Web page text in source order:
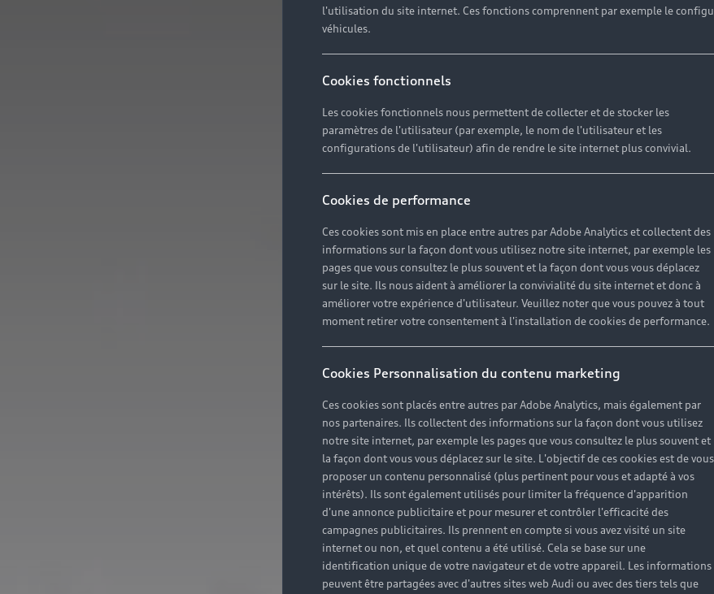
l'utilisation du site internet. Ces fonctions comprennent par exemple le
véhicules.
Cookies fonctionnels
Les cookies fonctionnels nous permettent de collecter et de stocker les
paramètres de l'utilisateur (par exemple, le nom de l'utilisateur et les
configurations de l'utilisateur) afin de rendre le site internet plus convivial.
Cookies de performance
Ces cookies sont mis en place entre autres par Adobe Analytics et collectent des
informations sur la façon dont vous utilisez notre site internet, par exemple les
pages que vous consultez le plus souvent et la façon dont vous vous déplacez
sur le site. Ils nous aident à améliorer la convivialité du site internet et donc à
améliorer votre expérience d'utilisateur. Veuillez noter que vous pouvez à tout
moment retirer votre consentement à l'installation de cookies de performance.
Cookies Personnalisation du contenu marketing
Ces cookies sont placés entre autres par Adobe Analytics, mais également par
nos partenaires. Ils collectent des informations sur la façon dont vous utilisez
notre site internet, par exemple les pages que vous consultez le plus souvent et
la façon dont vous vous déplacez sur le site. L'objectif de ces cookies est de vous
proposer un contenu personnalisé (plus pertinent pour vous et adapté à vos
intérêts). Ils sont également utilisés pour limiter la fréquence d'apparition
d'une annonce publicitaire et pour mesurer et contrôler l'efficacité des
campagnes publicitaires. Ils prennent en compte si vous avez visité un site
internet ou non, et quel contenu a été utilisé. Cela se base sur une
identification unique de votre navigateur et de votre appareil. Les informations
peuvent être partagées avec d'autres sites web Audi ou avec des tiers tels que